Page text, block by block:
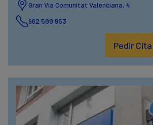
Gran Vía Comunitat Valenciana, 4
962 588 953
Pedir Cita